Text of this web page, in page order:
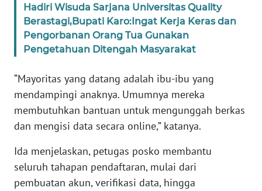
Hadiri Wisuda Sarjana Universitas Quality
Berastagi,Bupati Karo:Ingat Kerja Keras dan
Pengorbanan Orang Tua Gunakan
Pengetahuan Ditengah Masyarakat
“Mayoritas yang datang adalah ibu-ibu yang
mendampingi anaknya. Umumnya mereka
membutuhkan bantuan untuk mengunggah berkas
dan mengisi data secara online,” katanya.
Ida menjelaskan, petugas posko membantu
seluruh tahapan pendaftaran, mulai dari
pembuatan akun, verifikasi data, hingga
WN
NTT
KEPRI
WN
WN
PAPUA
BARAT